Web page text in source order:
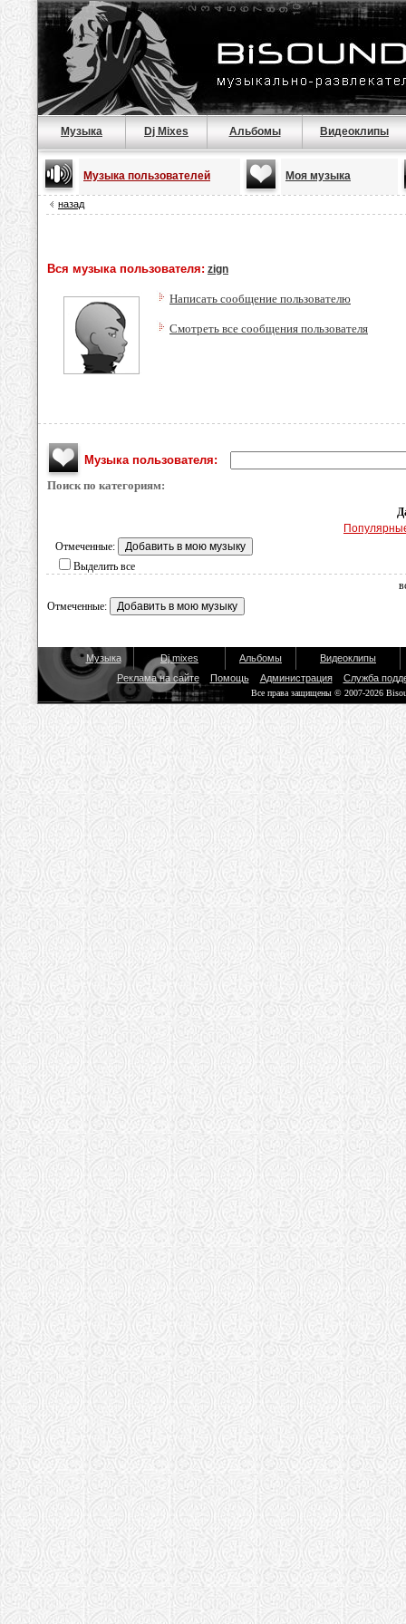
Музыка Dj Mixes Альбомы Видеоклипы
Музыка пользователей Моя музыка
назад
Вся музыка пользователя: zign
Написать сообщение пользователю
Смотреть все сообщения пользователя
Музыка пользователя:
Поиск по категориям:
Отмеченные:
Выделить все
Отмеченные:
Музыка Dj mixes Альбомы
Видеоклипы
Реклама на сайте
Помощь Администрация Служба
Все права защищены © 2007-2026